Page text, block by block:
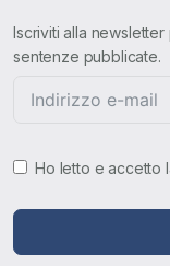
Iscriviti alla
sentenze pubblicate.
Ho letto e accetto